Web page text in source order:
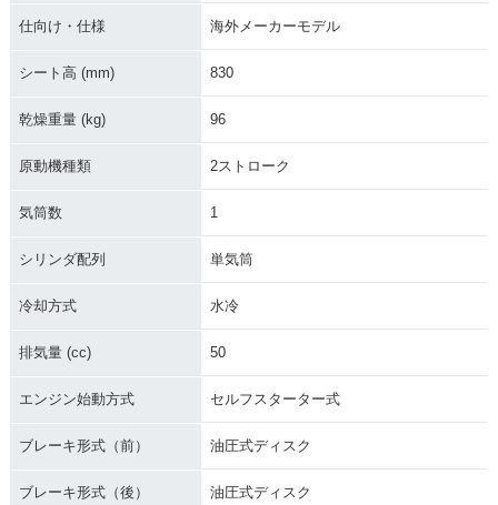
仕向け・仕様 海外メーカーモデル
シート高 (mm) 830
乾燥重量 (kg) 96
原動機種類 2ストローク
気筒数 1
シリンダ配列 単気筒
冷却方式 水冷
排気量 (cc) 50
エンジン始動方式 セルフスターター式
ブレーキ形式（前） 油圧式ディスク
ブレーキ形式（後） 油圧式ディスク